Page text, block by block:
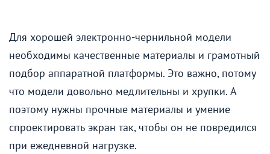
Для хорошей электронно-чернильной модели
необходимы качественные материалы и грамотный
подбор аппаратной платформы. Это важно, потому
что модели довольно медлительны и хрупки. А
поэтому нужны прочные материалы и умение
спроектировать экран так, чтобы он не повредился
при ежедневной нагрузке.